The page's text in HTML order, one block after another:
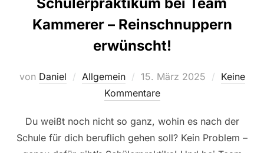
Kammerer – Reinschnuppern
erwünscht!
von Daniel Allgemein
Veröffentlicht
am
15. März 2025
Keine
Kommentare
Du weißt noch nicht so ganz, wohin es nach der
Schule für dich beruflich gehen soll? Kein Problem –